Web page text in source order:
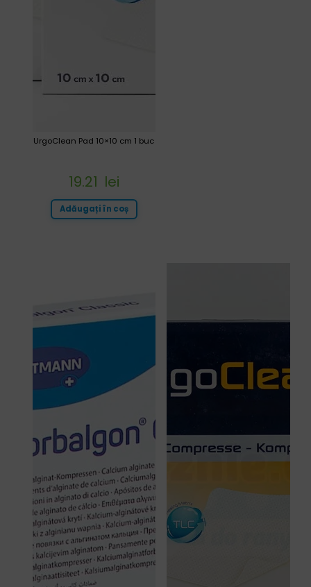
UrgoClean Pad 10×10 cm 1 buc
19.21 lei
Adăugați în coș